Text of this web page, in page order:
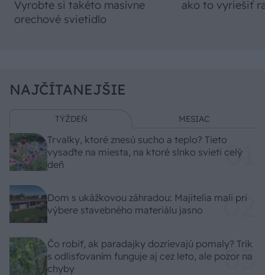
Vyrobte si takéto masívne
orechové svietidlo
ako to vyriešiť
NAJČÍTANEJŠIE
TÝŽDEŇ MESIAC
Trvalky, ktoré znesú sucho a teplo? Tieto
vysaďte na miesta, na ktoré slnko svieti celý
deň
Dom s ukážkovou záhradou: Majitelia mali pri
výbere stavebného materiálu jasno
Čo robiť, ak paradajky dozrievajú pomaly? Trik
s odlisťovaním funguje aj cez leto, ale pozor na
chyby